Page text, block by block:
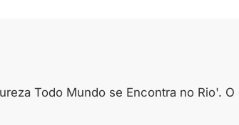
Todo Mundo se Encontra no Rio'.